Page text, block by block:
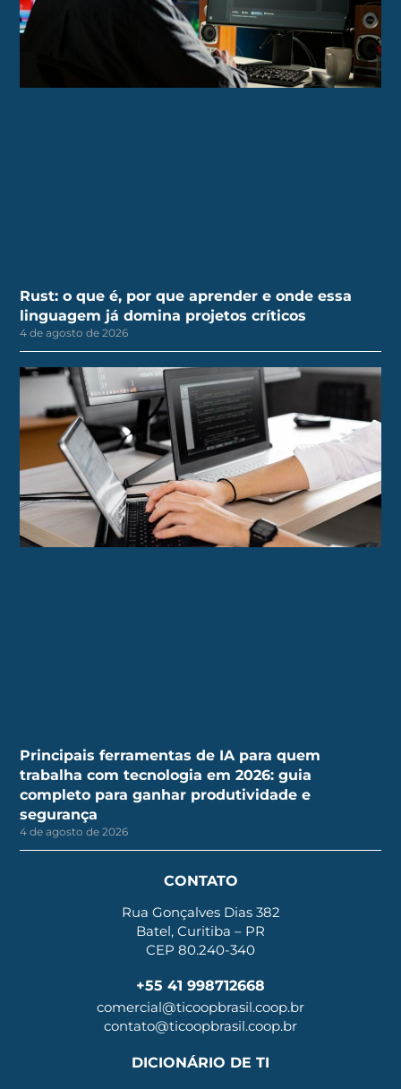
Rust: o que é, por que aprender e onde essa
linguagem já domina projetos críticos
4 de agosto de 2026
Principais ferramentas de IA para quem
trabalha com tecnologia em 2026: guia
completo para ganhar produtividade e
segurança
4 de agosto de 2026
CONTATO
Rua Gonçalves Dias 382
Batel, Curitiba – PR
CEP 80.240-340
+55 41 998712668
comercial@ticoopbrasil.coop.br
contato@ticoopbrasil.coop.br
DICIONÁRIO DE TI